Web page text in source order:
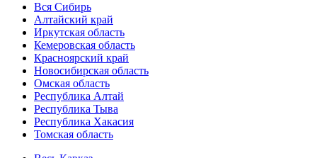
Вся Сибирь
Алтайский край
Иркутская область
Кемеровская область
Красноярский край
Новосибирская область
Омская область
Республика Алтай
Республика Тыва
Республика Хакасия
Томская область